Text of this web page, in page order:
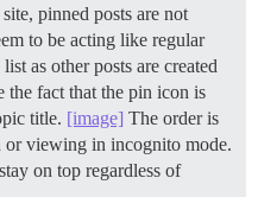
pinned posts are not
to be acting like regular
as other posts are created
the fact that the pin icon is
title. [image] The order is
or viewing in incognito mode.
on top regardless of